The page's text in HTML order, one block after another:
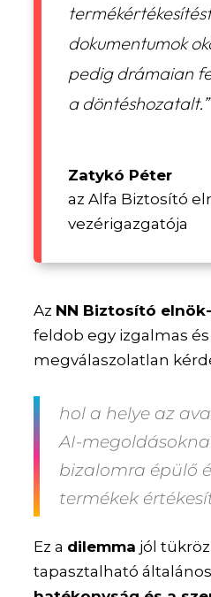
dokumentumok
pedig drámaian
a döntéshozatalt.”
Zatykó Péter
az Alfa Biztosító
vezérigazgatója
Az NN Biztosító
feldob egy izgalmas
megválaszolatlan
hol a helye az
AI-
bizalomra épülő
termékek
Ez a dilemma jól
tapasztalható